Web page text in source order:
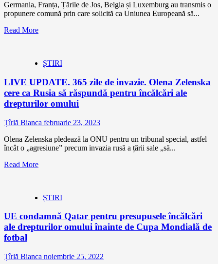
Germania, Franța, Țările de Jos, Belgia și Luxemburg au transmis o
propunere comună prin care solicită ca Uniunea Europeană să...
Read More
ȘTIRI
LIVE UPDATE. 365 zile de invazie. Olena Zelenska
cere ca Rusia să răspundă pentru încălcări ale
drepturilor omului
Țîrlă Bianca februarie 23, 2023
Olena Zelenska pledează la ONU pentru un tribunal special, astfel
încât o „agresiune” precum invazia rusă a țării sale „să...
Read More
ȘTIRI
UE condamnă Qatar pentru presupusele încălcări
ale drepturilor omului înainte de Cupa Mondială de
fotbal
Țîrlă Bianca noiembrie 25, 2022